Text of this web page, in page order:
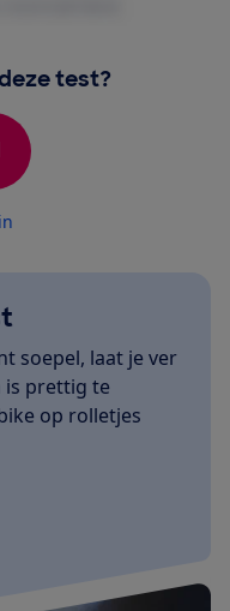
test?
soepel, laat je ver
is prettig te
op rolletjes